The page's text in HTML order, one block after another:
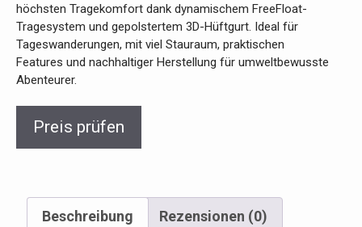
höchsten Tragekomfort dank dynamischem FreeFloat-
Tragesystem und gepolstertem 3D-Hüftgurt. Ideal für
Tageswanderungen, mit viel Stauraum, praktischen
Features und nachhaltiger Herstellung für umweltbewusste
Abenteurer.
Preis prüfen
Beschreibung Rezensionen (0)